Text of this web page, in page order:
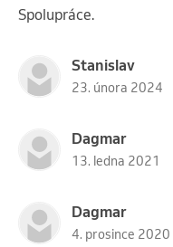
Spolupráce.
Stanislav
23. února 2024
Dagmar
13. ledna 2021
Dagmar
4. prosince 2020